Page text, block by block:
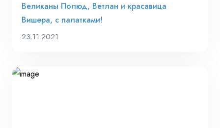
Великаны Полюд, Ветлан и красавица
Вишера, с палатками!
23.11.2021